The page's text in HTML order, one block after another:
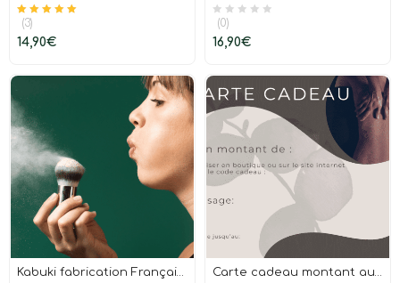
Note
(3)
14,90€
(0)
16,90€
Kabuki fabrication Française Carte cadeau montant au choix